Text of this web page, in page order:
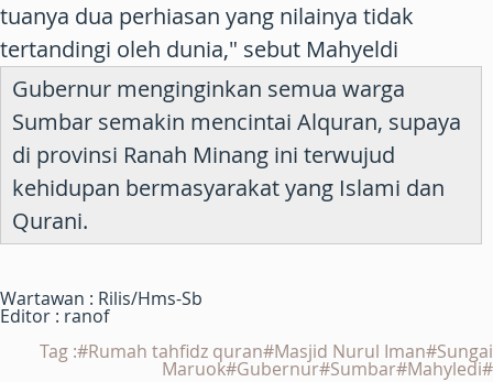
tuanya dua perhiasan yang nilainya tidak
tertandingi oleh dunia," sebut Mahyeldi
Gubernur menginginkan semua warga
Sumbar semakin mencintai Alquran, supaya
di provinsi Ranah Minang ini terwujud
kehidupan bermasyarakat yang Islami dan
Qurani.
Wartawan : Rilis/Hms-Sb
Editor : ranof
Tag :#Rumah tahfidz quran#Masjid Nurul Iman#Sungai
Maruok#Gubernur#Sumbar#Mahyledi#